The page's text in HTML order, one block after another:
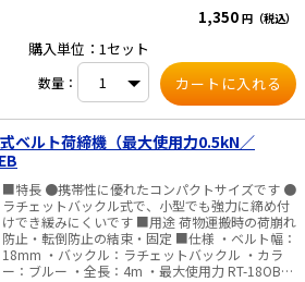
バックルの種類：ラチェットバックル ・端末の仕
2本組 ・材質 本体：鉄製+ゴムグリップ ベルト：
ポリエステル ※べルトが鋭利な物に当たる場合
は、ベルトが切れる恐れがありますので、接触部
に当てパットを使用下さい。
1,350 円（税込）
購入単位：1セット
数量：
ベルト荷締機（最大使用力0.5kN／
■特長 ●携帯性に優れたコンパクトサイズです ●
ラチェットバックル式で、小型でも強力に締め付
けでき緩みにくいです ■用途 荷物運搬時の荷崩れ
防止・転倒防止の結束・固定 ■仕様 ・ベルト幅：
18mm ・バックル：ラチェットバックル ・カラ
ー：ブルー ・全長：4m ・最大使用力 RT-18OB：